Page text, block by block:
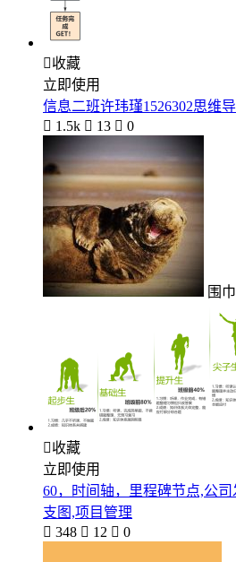
收藏
立即使用
信息二班许玮瑾1526302思维
 1.5k  13  0
围
收藏
立即使用
60，时间轴，里程碑节点,公
支图,项目管理
 348  12  0